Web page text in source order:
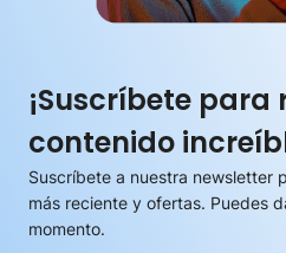
¡Suscríbete para
contenido
Suscríbete a nuestra newsletter
más reciente y ofertas. Puedes
momento.